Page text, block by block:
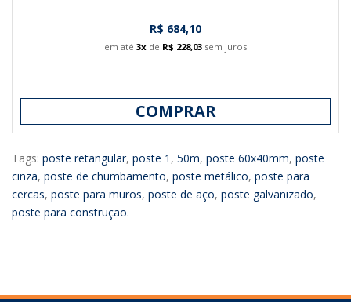
R$ 684,10
em até 3x de R$ 228,03 sem juros
COMPRAR
Tags: poste retangular, poste 1 , 50m, poste 60x40mm, poste
cinza, poste de chumbamento, poste metálico, poste para
cercas, poste para muros, poste de aço, poste galvanizado,
poste para construção.